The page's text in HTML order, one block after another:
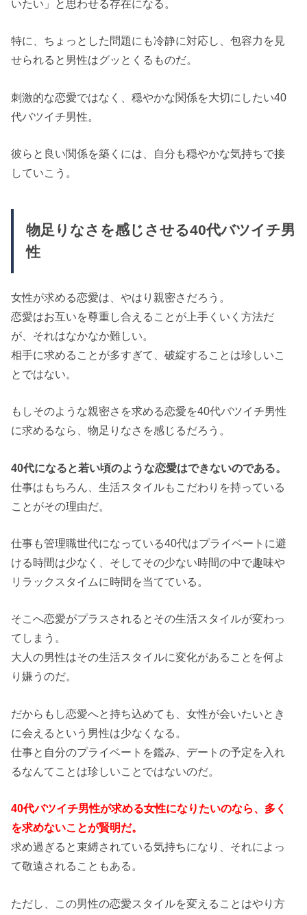
いたい」と思わせる存在になる。
特に、ちょっとした問題にも冷静に対応し、包容力を見
せられると男性はグッとくるものだ。
刺激的な恋愛ではなく、穏やかな関係を大切にしたい40
代バツイチ男性。
彼らと良い関係を築くには、自分も穏やかな気持ちで接
していこう。
物足りなさを感じさせる40代バツイチ男
性
女性が求める恋愛は、やはり親密さだろう。
恋愛はお互いを尊重し合えることが上手くいく方法だ
が、それはなかなか難しい。
相手に求めることが多すぎて、破綻することは珍しいこ
とではない。
もしそのような親密さを求める恋愛を40代バツイチ男性
に求めるなら、物足りなさを感じるだろう。
40代になると若い頃のような恋愛はできないのである。
仕事はもちろん、生活スタイルもこだわりを持っている
ことがその理由だ。
仕事も管理職世代になっている40代はプライベートに避
ける時間は少なく、そしてその少ない時間の中で趣味や
リラックスタイムに時間を当てている。
そこへ恋愛がプラスされるとその生活スタイルが変わっ
てしまう。
大人の男性はその生活スタイルに変化があることを何よ
り嫌うのだ。
だからもし恋愛へと持ち込めても、女性が会いたいとき
に会えるという男性は少なくなる。
仕事と自分のプライベートを鑑み、デートの予定を入れ
るなんてことは珍しいことではないのだ。
40代バツイチ男性が求める女性になりたいのなら、多く
を求めないことが賢明だ。
求め過ぎると束縛されている気持ちになり、それによっ
て敬遠されることもある。
ただし、この男性の恋愛スタイルを変えることはやり方